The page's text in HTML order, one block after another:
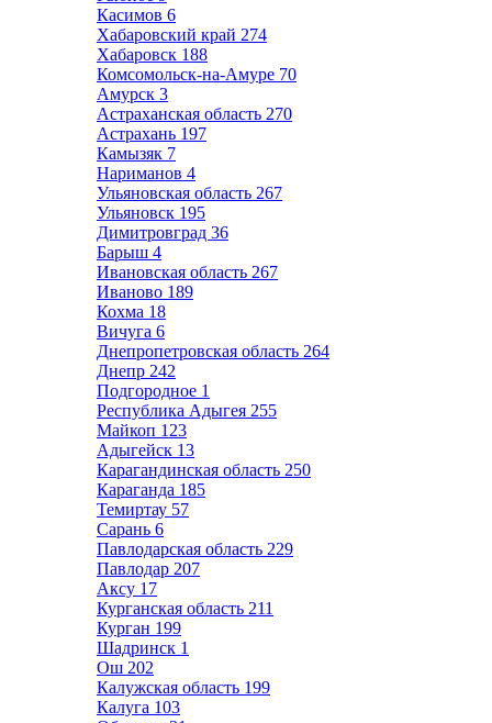
Касимов 6
Хабаровский край 274
Хабаровск 188
Комсомольск-на-Амуре 70
Амурск 3
Астраханская область 270
Астрахань 197
Камызяк 7
Нариманов 4
Ульяновская область 267
Ульяновск 195
Димитровград 36
Барыш 4
Ивановская область 267
Иваново 189
Кохма 18
Вичуга 6
Днепропетровская область 264
Днепр 242
Подгородное 1
Республика Адыгея 255
Майкоп 123
Адыгейск 13
Карагандинская область 250
Караганда 185
Темиртау 57
Сарань 6
Павлодарская область 229
Павлодар 207
Аксу 17
Курганская область 211
Курган 199
Шадринск 1
Ош 202
Калужская область 199
Калуга 103